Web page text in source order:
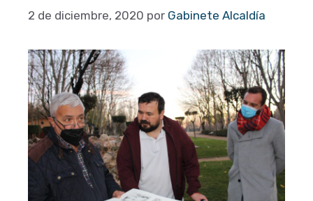
2 de diciembre, 2020 por Gabinete Alcaldía